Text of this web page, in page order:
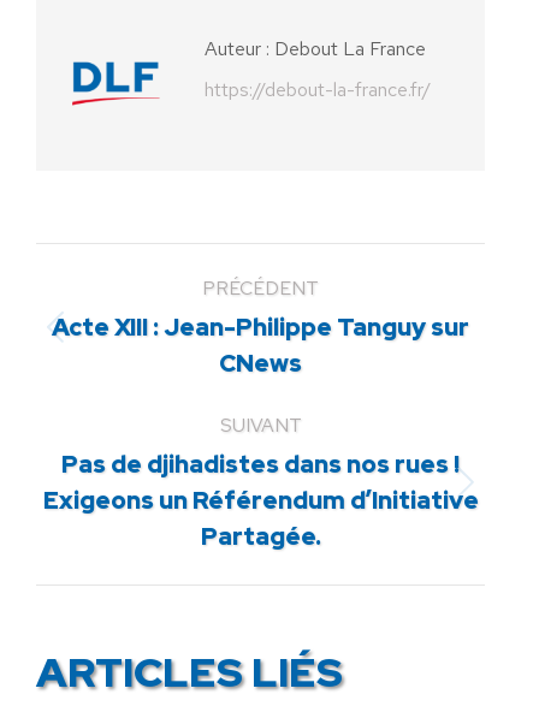
Auteur : Debout La France
https://debout-la-france.fr/
PRÉCÉDENT
Article
précédent
Acte XIII : Jean-Philippe Tanguy sur
CNews
SUIVANT
Article
suivant
:
Pas de djihadistes dans nos rues !
Exigeons un Référendum d’Initiative
Partagée.
ARTICLES LIÉS